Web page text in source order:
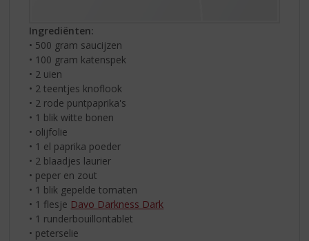
Ingrediënten:
• 500 gram saucijzen
• 100 gram katenspek
• 2 uien
• 2 teentjes knoflook
• 2 rode puntpaprika's
• 1 blik witte bonen
• olijfolie
• 1 el paprika poeder
• 2 blaadjes laurier
• peper en zout
• 1 blik gepelde tomaten
• 1 flesje Davo Darkness Dark
• 1 runderbouillontablet
• peterselie